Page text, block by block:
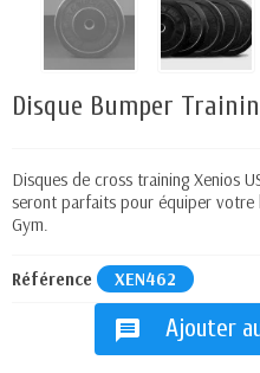
Disque Bumper
Disques de cross training Xenios
seront parfaits pour équiper votre
Gym.
Référence XEN462
message Ajouter